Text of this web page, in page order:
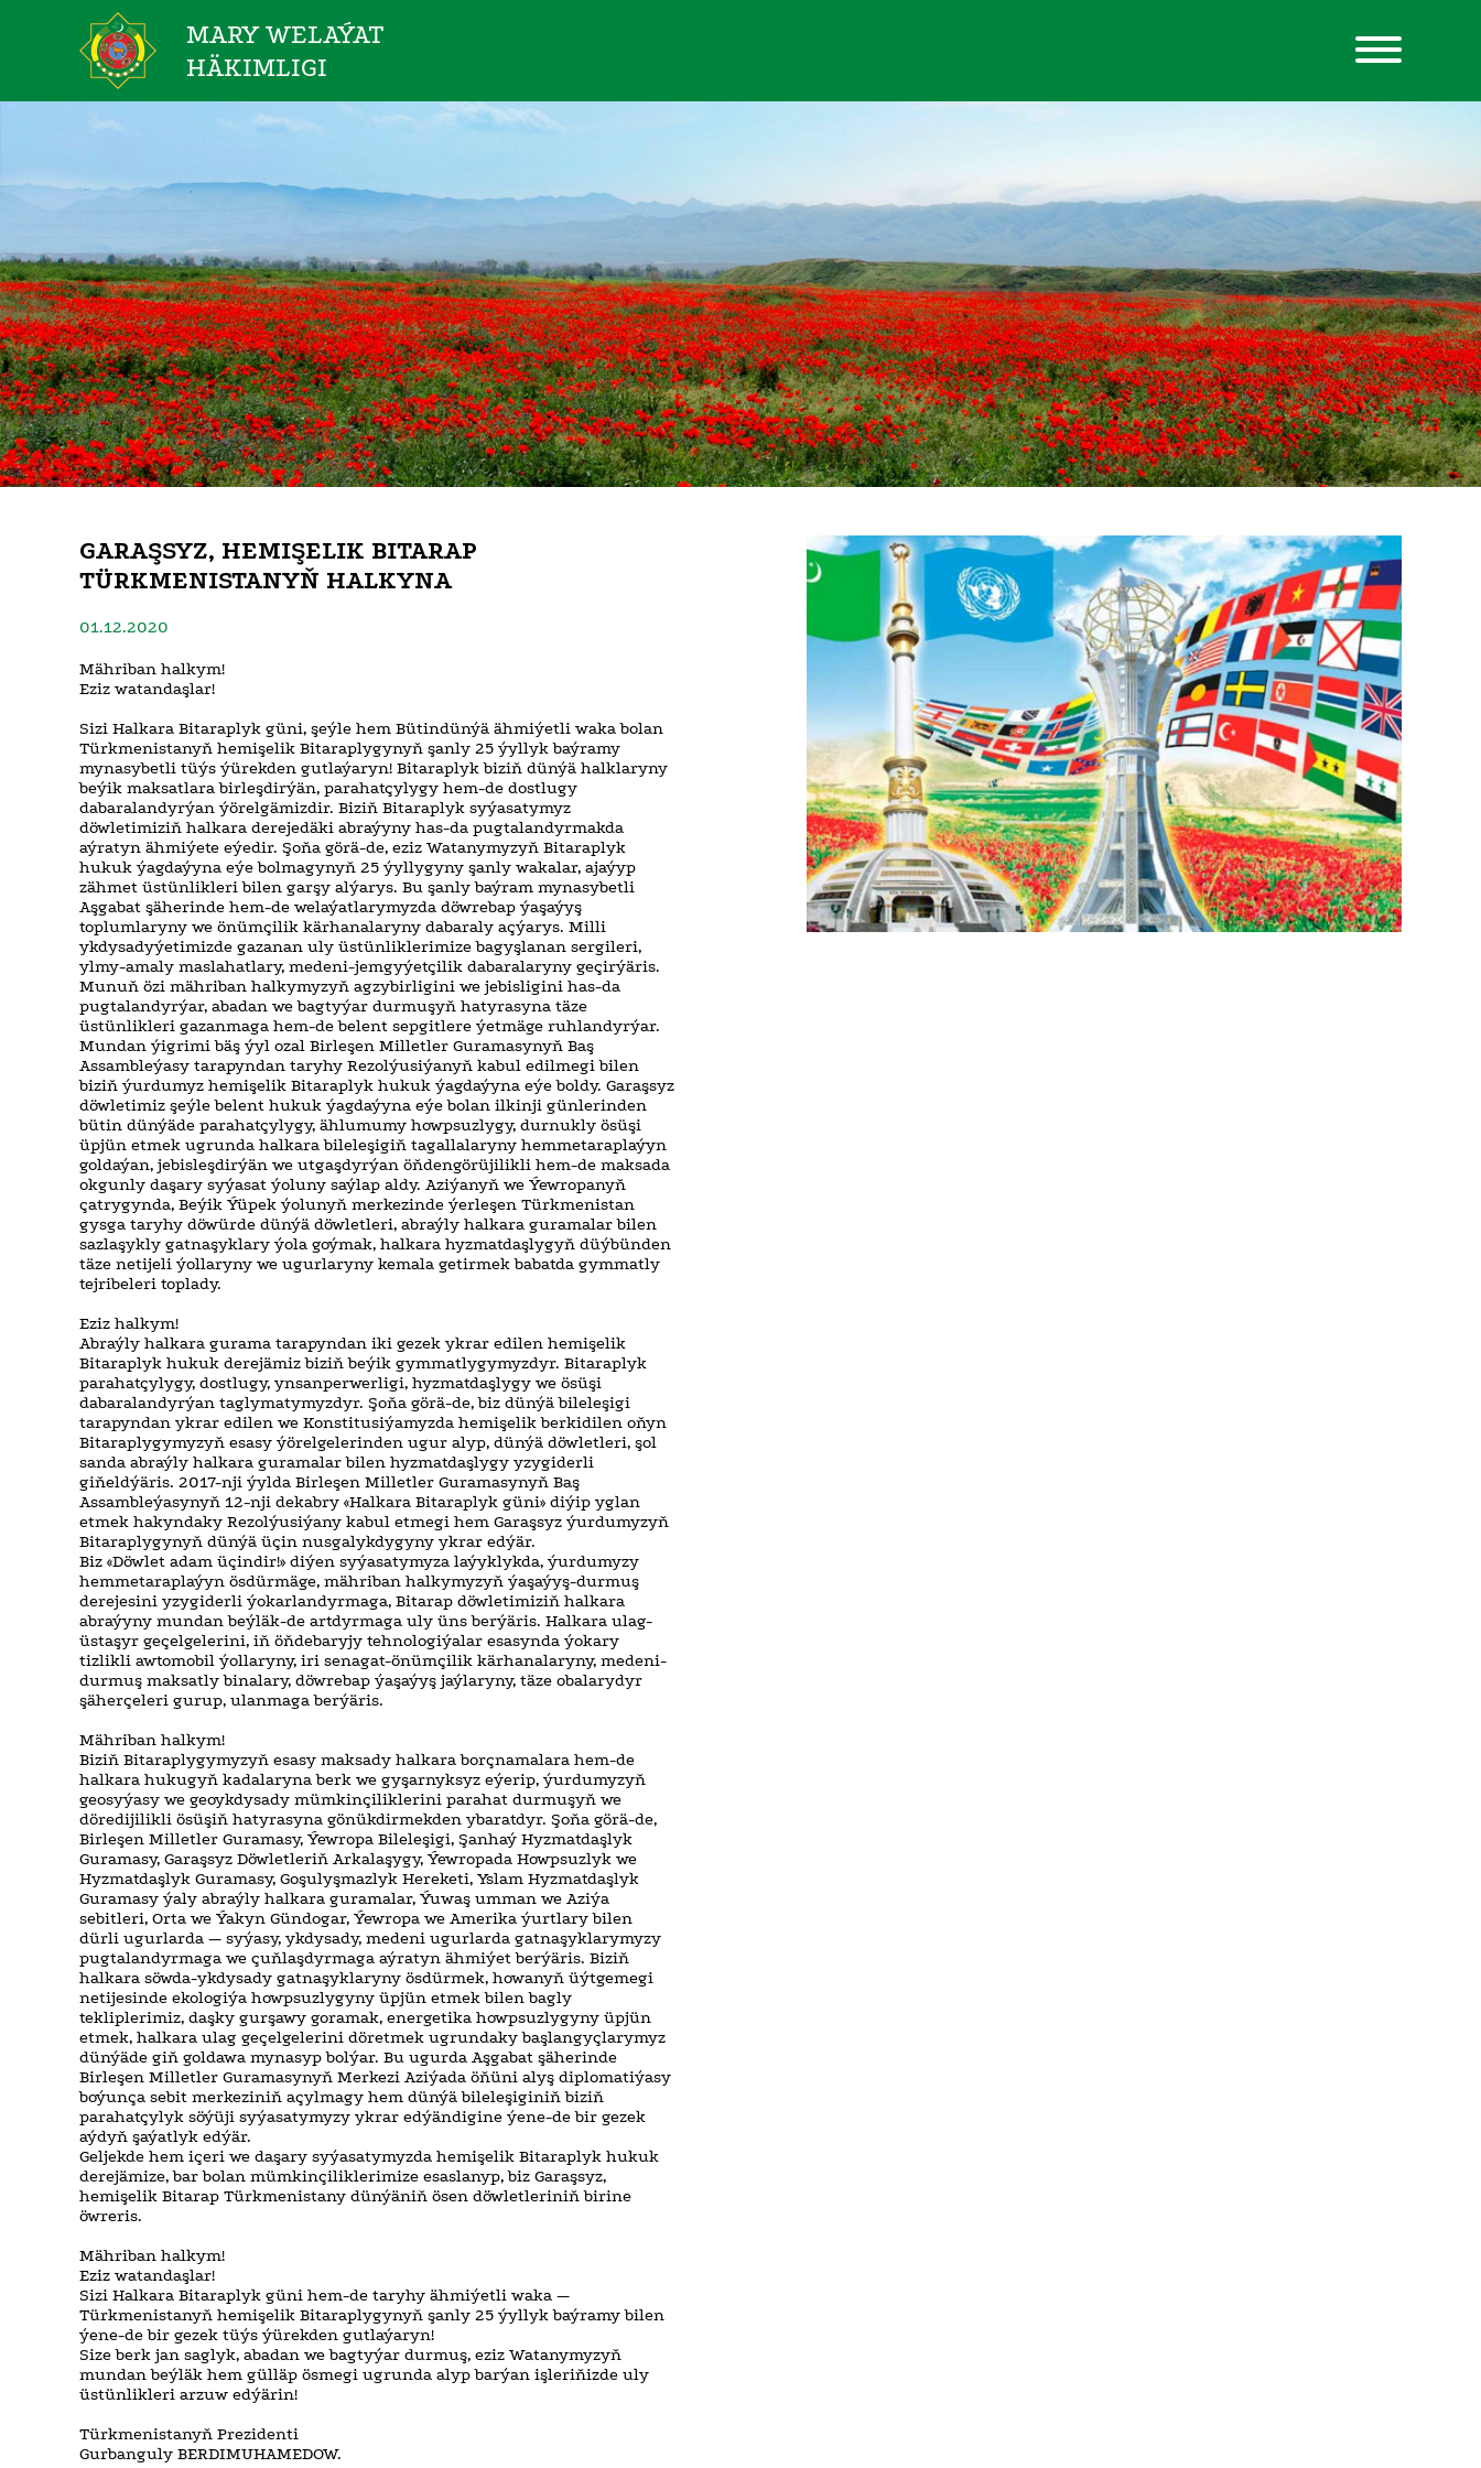
MARY WELAÝAT
HÄKIMLIGI
GARAŞSYZ, HEMIŞELIK BITARAP
TÜRKMENISTANYŇ HALKYNA
01.12.2020
Mähriban halkym!
Eziz watandaşlar!
Sizi Halkara Bitaraplyk güni, şeýle hem Bütindünýä ähmiýetli waka bolan
Türkmenistanyň hemişelik Bitaraplygynyň şanly 25 ýyllyk baýramy
mynasybetli tüýs ýürekden gutlaýaryn! Bitaraplyk biziň dünýä halklaryny
beýik maksatlara birleşdirýän, parahatçylygy hem-de dostlugy
dabaralandyrýan ýörelgämizdir. Biziň Bitaraplyk syýasatymyz
döwletimiziň halkara derejedäki abraýyny has-da pugtalandyrmakda
aýratyn ähmiýete eýedir. Şoňa görä-de, eziz Watanymyzyň Bitaraplyk
hukuk ýagdaýyna eýe bolmagynyň 25 ýyllygyny şanly wakalar, ajaýyp
zähmet üstünlikleri bilen garşy alýarys. Bu şanly baýram mynasybetli
Aşgabat şäherinde hem-de welaýatlarymyzda döwrebap ýaşaýyş
toplumlaryny we önümçilik kärhanalaryny dabaraly açýarys. Milli
ykdysadyýetimizde gazanan uly üstünliklerimize bagyşlanan sergileri,
ylmy-amaly maslahatlary, medeni-jemgyýetçilik dabaralaryny geçirýäris.
Munuň özi mähriban halkymyzyň agzybirligini we jebisligini has-da
pugtalandyrýar, abadan we bagtyýar durmuşyň hatyrasyna täze
üstünlikleri gazanmaga hem-de belent sepgitlere ýetmäge ruhlandyrýar.
Mundan ýigrimi bäş ýyl ozal Birleşen Milletler Guramasynyň Baş
Assambleýasy tarapyndan taryhy Rezolýusiýanyň kabul edilmegi bilen
biziň ýurdumyz hemişelik Bitaraplyk hukuk ýagdaýyna eýe boldy. Garaşsyz
döwletimiz şeýle belent hukuk ýagdaýyna eýe bolan ilkinji günlerinden
bütin dünýäde parahatçylygy, ählumumy howpsuzlygy, durnukly ösüşi
üpjün etmek ugrunda halkara bileleşigiň tagallalaryny hemmetaraplaýyn
goldaýan, jebisleşdirýän we utgaşdyrýan öňdengörüjilikli hem-de maksada
okgunly daşary syýasat ýoluny saýlap aldy. Aziýanyň we Ýewropanyň
çatrygynda, Beýik Ýüpek ýolunyň merkezinde ýerleşen Türkmenistan
gysga taryhy döwürde dünýä döwletleri, abraýly halkara guramalar bilen
sazlaşykly gatnaşyklary ýola goýmak, halkara hyzmatdaşlygyň düýbünden
täze netijeli ýollaryny we ugurlaryny kemala getirmek babatda gymmatly
tejribeleri toplady.
Eziz halkym!
Abraýly halkara gurama tarapyndan iki gezek ykrar edilen hemişelik
Bitaraplyk hukuk derejämiz biziň beýik gymmatlygymyzdyr. Bitaraplyk
parahatçylygy, dostlugy, ynsanperwerligi, hyzmatdaşlygy we ösüşi
dabaralandyrýan taglymatymyzdyr. Şoňa görä-de, biz dünýä bileleşigi
tarapyndan ykrar edilen we Konstitusiýamyzda hemişelik berkidilen oňyn
Bitaraplygymyzyň esasy ýörelgelerinden ugur alyp, dünýä döwletleri, şol
sanda abraýly halkara guramalar bilen hyzmatdaşlygy yzygiderli
giňeldýäris. 2017-nji ýylda Birleşen Milletler Guramasynyň Baş
Assambleýasynyň 12-nji dekabry «Halkara Bitaraplyk güni» diýip yglan
etmek hakyndaky Rezolýusiýany kabul etmegi hem Garaşsyz ýurdumyzyň
Bitaraplygynyň dünýä üçin nusgalykdygyny ykrar edýär.
Biz «Döwlet adam üçindir!» diýen syýasatymyza laýyklykda, ýurdumyzy
hemmetaraplaýyn ösdürmäge, mähriban halkymyzyň ýaşaýyş-durmuş
derejesini yzygiderli ýokarlandyrmaga, Bitarap döwletimiziň halkara
abraýyny mundan beýläk-de artdyrmaga uly üns berýäris. Halkara ulag-
üstaşyr geçelgelerini, iň öňdebaryjy tehnologiýalar esasynda ýokary
tizlikli awtomobil ýollaryny, iri senagat-önümçilik kärhanalaryny, medeni-
durmuş maksatly binalary, döwrebap ýaşaýyş jaýlaryny, täze obalarydyr
şäherçeleri gurup, ulanmaga berýäris.
Mähriban halkym!
Biziň Bitaraplygymyzyň esasy maksady halkara borçnamalara hem-de
halkara hukugyň kadalaryna berk we gyşarnyksyz eýerip, ýurdumyzyň
geosyýasy we geoykdysady mümkinçiliklerini parahat durmuşyň we
döredijilikli ösüşiň hatyrasyna gönükdirmekden ybaratdyr. Şoňa görä-de,
Birleşen Milletler Guramasy, Ýewropa Bileleşigi, Şanhaý Hyzmatdaşlyk
Guramasy, Garaşsyz Döwletleriň Arkalaşygy, Ýewropada Howpsuzlyk we
Hyzmatdaşlyk Guramasy, Goşulyşmazlyk Hereketi, Yslam Hyzmatdaşlyk
Guramasy ýaly abraýly halkara guramalar, Ýuwaş umman we Aziýa
sebitleri, Orta we Ýakyn Gündogar, Ýewropa we Amerika ýurtlary bilen
dürli ugurlarda — syýasy, ykdysady, medeni ugurlarda gatnaşyklarymyzy
pugtalandyrmaga we çuňlaşdyrmaga aýratyn ähmiýet berýäris. Biziň
halkara söwda-ykdysady gatnaşyklaryny ösdürmek, howanyň üýtgemegi
netijesinde ekologiýa howpsuzlygyny üpjün etmek bilen bagly
tekliplerimiz, daşky gurşawy goramak, energetika howpsuzlygyny üpjün
etmek, halkara ulag geçelgelerini döretmek ugrundaky başlangyçlarymyz
dünýäde giň goldawa mynasyp bolýar. Bu ugurda Aşgabat şäherinde
Birleşen Milletler Guramasynyň Merkezi Aziýada öňüni alyş diplomatiýasy
boýunça sebit merkeziniň açylmagy hem dünýä bileleşiginiň biziň
parahatçylyk söýüji syýasatymyzy ykrar edýändigine ýene-de bir gezek
aýdyň şaýatlyk edýär.
Geljekde hem içeri we daşary syýasatymyzda hemişelik Bitaraplyk hukuk
derejämize, bar bolan mümkinçiliklerimize esaslanyp, biz Garaşsyz,
hemişelik Bitarap Türkmenistany dünýäniň ösen döwletleriniň birine
öwreris.
Mähriban halkym!
Eziz watandaşlar!
Sizi Halkara Bitaraplyk güni hem-de taryhy ähmiýetli waka —
Türkmenistanyň hemişelik Bitaraplygynyň şanly 25 ýyllyk baýramy bilen
ýene-de bir gezek tüýs ýürekden gutlaýaryn!
Size berk jan saglyk, abadan we bagtyýar durmuş, eziz Watanymyzyň
mundan beýläk hem gülläp ösmegi ugrunda alyp barýan işleriňizde uly
üstünlikleri arzuw edýärin!
Türkmenistanyň Prezidenti
Gurbanguly BERDIMUHAMEDOW.